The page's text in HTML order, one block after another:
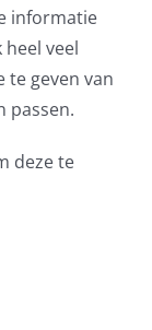
informatie
veel
te geven van
passen.
deze te